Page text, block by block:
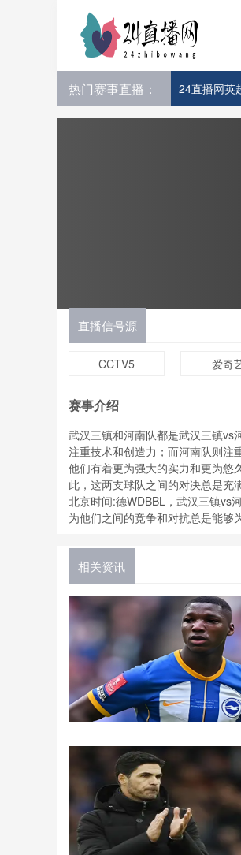
热门赛事直播： 24直播网英
直播信号源
CCTV5 爱奇
赛事介绍
武汉三镇和河南队都是武汉三镇vs
注重技术和创造力；而河南队则注
他们有着更为强大的实力和更为悠
此，这两支球队之间的对决总是充
北京时间:德WDBBL，武汉三镇vs
为他们之间的竞争和对抗总是能够
相关资讯